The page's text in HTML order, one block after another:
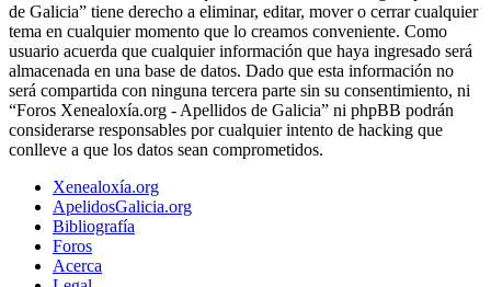
de Galicia” tiene derecho a eliminar, editar, mover o cerrar cualquier
tema en cualquier momento que lo creamos conveniente. Como
usuario acuerda que cualquier información que haya ingresado será
almacenada en una base de datos. Dado que esta información no
será compartida con ninguna tercera parte sin su consentimiento, ni
“Foros Xenealoxía.org - Apellidos de Galicia” ni phpBB podrán
considerarse responsables por cualquier intento de hacking que
conlleve a que los datos sean comprometidos.
Xenealoxía.org
ApelidosGalicia.org
Bibliografía
Foros
Acerca